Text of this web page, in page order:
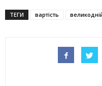
ТЕГИ вартість